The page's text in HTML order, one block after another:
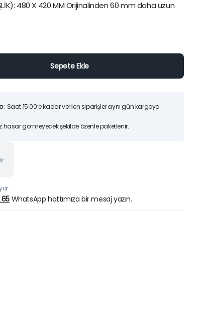
25)
9.170,00TLOrijinal
7.200,00TL
Şu
Hemen İncele
480 X 420 MM Orijinalinden 60 mm daha uzun
Sepete Ekle
: Saat 15:00’e kadar verilen siparişler aynı gün kargoya
hasar görmeyecek şekilde özenle paketlenir.
WhatsApp hattımıza bir mesaj yazın.